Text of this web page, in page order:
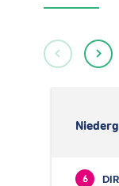
6